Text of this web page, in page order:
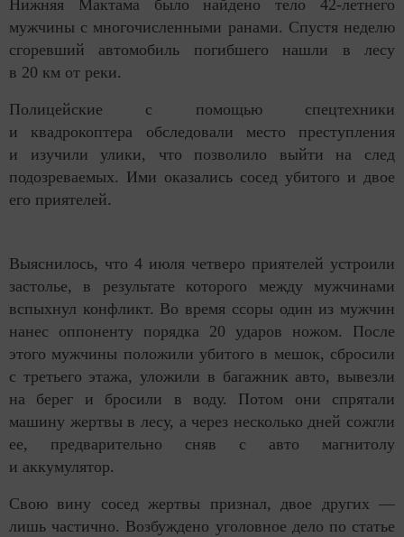
Нижняя Мактама было найдено тело 42-летнего
мужчины с многочисленными ранами. Спустя неделю
сгоревший автомобиль погибшего нашли в лесу
в 20 км от реки.
Полицейские с помощью спецтехники
и квадрокоптера обследовали место преступления
и изучили улики, что позволило выйти на след
подозреваемых. Ими оказались сосед убитого и двое
его приятелей.
Выяснилось, что 4 июля четверо приятелей устроили
застолье, в результате которого между мужчинами
вспыхнул конфликт. Во время ссоры один из мужчин
нанес оппоненту порядка 20 ударов ножом. После
этого мужчины положили убитого в мешок, сбросили
с третьего этажа, уложили в багажник авто, вывезли
на берег и бросили в воду. Потом они спрятали
машину жертвы в лесу, а через несколько дней сожгли
ее, предварительно сняв с авто магнитолу
и аккумулятор.
Свою вину сосед жертвы признал, двое других —
лишь частично. Возбуждено уголовное дело по статье